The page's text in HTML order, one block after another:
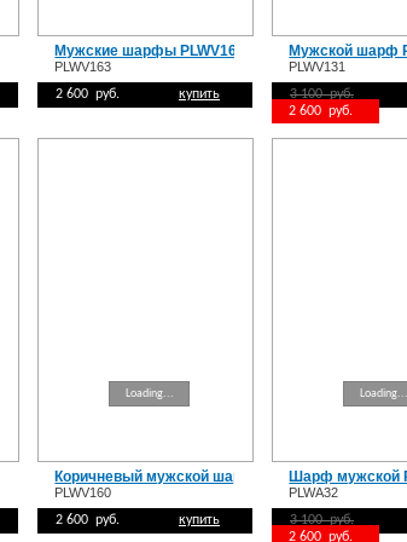
Мужские шарфы PLWV163
PLWV163
2 600 руб.
купить
Loading...
Коричневый мужской шарф PLWV160
PLWV160
2 600 руб.
купить
Мужской шарф
PLWV131
3 100 руб.
2 600 руб.
Loading...
Шарф мужской
PLWA32
3 100 руб.
2 600 руб.